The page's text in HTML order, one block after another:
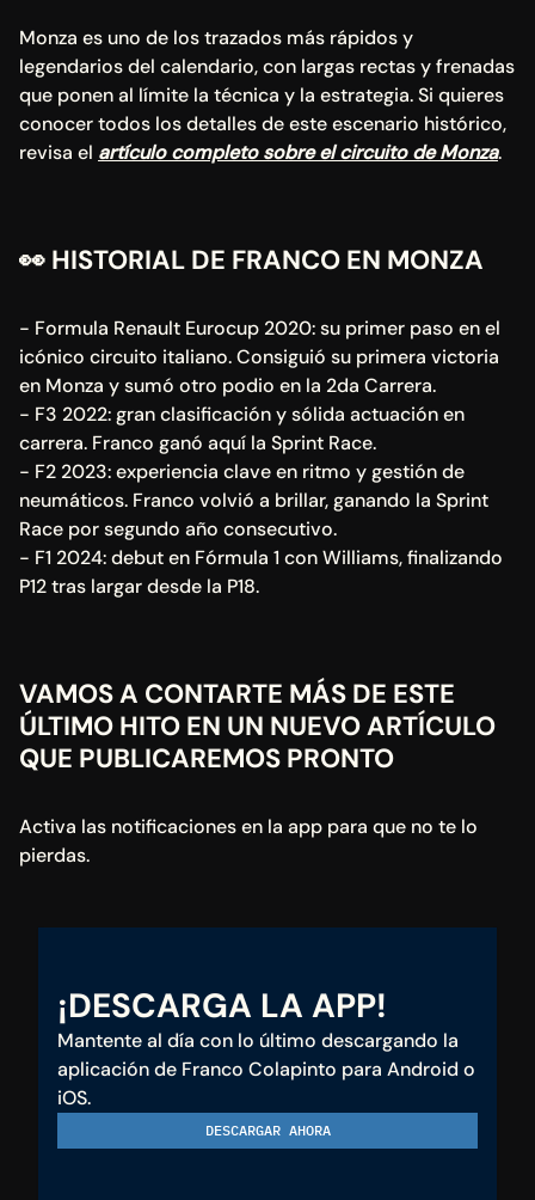
Monza es uno de los trazados más rápidos y
legendarios del calendario, con largas rectas y frenadas
que ponen al límite la técnica y la estrategia. Si quieres
conocer todos los detalles de este escenario histórico,
revisa el artículo completo sobre el circuito de Monza.
👀 HISTORIAL DE FRANCO EN MONZA
- Formula Renault Eurocup 2020: su primer paso en el
icónico circuito italiano. Consiguió su primera victoria
en Monza y sumó otro podio en la 2da Carrera.
- F3 2022: gran clasificación y sólida actuación en
carrera. Franco ganó aquí la Sprint Race.
- F2 2023: experiencia clave en ritmo y gestión de
neumáticos. Franco volvió a brillar, ganando la Sprint
Race por segundo año consecutivo.
- F1 2024: debut en Fórmula 1 con Williams, finalizando
P12 tras largar desde la P18.
VAMOS A CONTARTE MÁS DE ESTE
ÚLTIMO HITO EN UN NUEVO ARTÍCULO
QUE PUBLICAREMOS PRONTO
Activa las notificaciones en la app para que no te lo
pierdas.
¡DESCARGA LA APP!
Mantente al día con lo último descargando la
aplicación de Franco Colapinto para Android o
iOS.
DESCARGAR AHORA